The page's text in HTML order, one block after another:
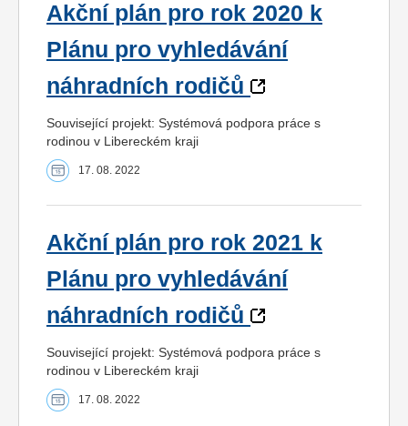
Akční plán pro rok 2020 k
Plánu pro vyhledávání
náhradních rodičů
Související projekt: Systémová podpora práce s
rodinou v Libereckém kraji
17. 08. 2022
Akční plán pro rok 2021 k
Plánu pro vyhledávání
náhradních rodičů
Související projekt: Systémová podpora práce s
rodinou v Libereckém kraji
17. 08. 2022